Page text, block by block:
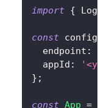
import {
const config
  endpoint
:
  appId
:
} ;
const App =